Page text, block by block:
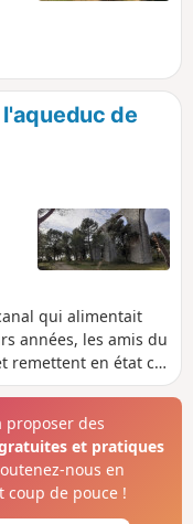
de
qui alimentait
années, les amis du
remettent en état ce
l'eau de la
Paul Riquet, qui
du Midi, pour
proposer des
et pratiques
nous en
de pouce !